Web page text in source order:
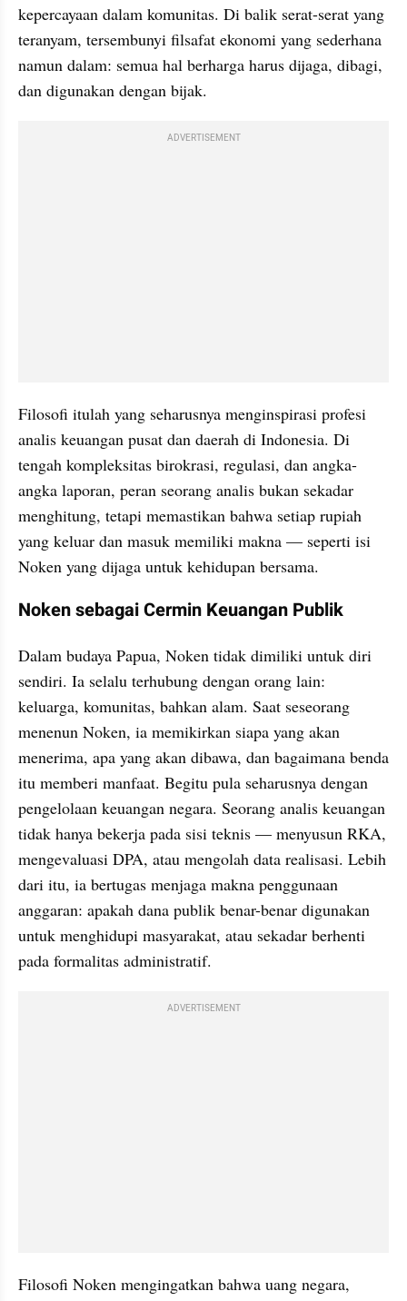
kepercayaan dalam komunitas. Di balik serat-serat yang
teranyam, tersembunyi filsafat ekonomi yang sederhana
namun dalam: semua hal berharga harus dijaga, dibagi,
dan digunakan dengan bijak.
ADVERTISEMENT
Filosofi itulah yang seharusnya menginspirasi profesi
analis keuangan pusat dan daerah di Indonesia. Di
tengah kompleksitas birokrasi, regulasi, dan angka-
angka laporan, peran seorang analis bukan sekadar
menghitung, tetapi memastikan bahwa setiap rupiah
yang keluar dan masuk memiliki makna — seperti isi
Noken yang dijaga untuk kehidupan bersama.
Noken sebagai Cermin Keuangan Publik
Dalam budaya Papua, Noken tidak dimiliki untuk diri
sendiri. Ia selalu terhubung dengan orang lain:
keluarga, komunitas, bahkan alam. Saat seseorang
menenun Noken, ia memikirkan siapa yang akan
menerima, apa yang akan dibawa, dan bagaimana benda
itu memberi manfaat. Begitu pula seharusnya dengan
pengelolaan keuangan negara. Seorang analis keuangan
tidak hanya bekerja pada sisi teknis — menyusun RKA,
mengevaluasi DPA, atau mengolah data realisasi. Lebih
dari itu, ia bertugas menjaga makna penggunaan
anggaran: apakah dana publik benar-benar digunakan
untuk menghidupi masyarakat, atau sekadar berhenti
pada formalitas administratif.
ADVERTISEMENT
Filosofi Noken mengingatkan bahwa uang negara,